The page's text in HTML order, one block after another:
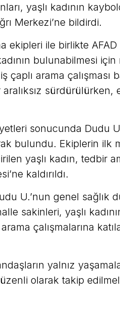
yaşlı kadının
Merkezi’ne bildirdi.
ekipleri ile birlikte
bulunabilmesi için
arama çalışması
sürdürülürken,
sonucunda Dudu
bulundu. Ekiplerin ilk
yaşlı kadın, tedbir
kaldırıldı.
U.’nun genel sağlık
sakinleri, yaşlı
çalışmalarına
yalnız
olarak takip